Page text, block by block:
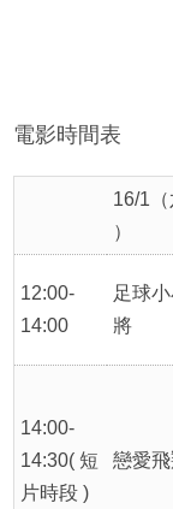
電影時間表
16/1
）
12:00-
14:00
足球
將
14:00-
14:30( 短
片時段 )
戀愛